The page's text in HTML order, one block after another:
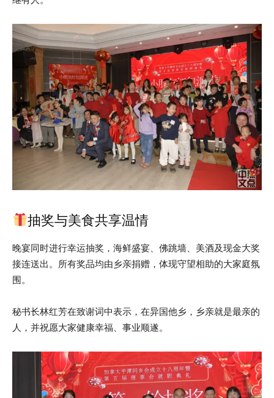
抽奖与美食共享温情
晚宴同时进行幸运抽奖，海鲜盛宴、佛跳墙、美酒及现金大奖
接连送出。所有奖品均由乡亲捐赠，体现守望相助的大家庭氛
围。
秘书长林红芳在致谢词中表示，在异国他乡，乡亲就是最亲的
人，并祝愿大家健康幸福、事业顺遂。